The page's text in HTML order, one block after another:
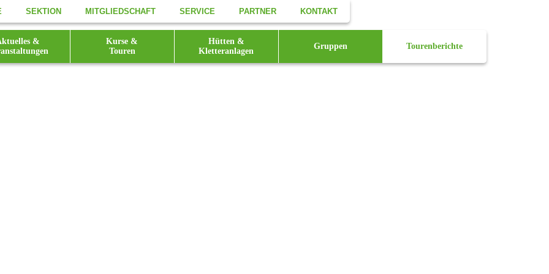
SEKTION MITGLIEDSCHAFT SERVICE PARTNER KONTAKT
Facebook
&
Kurse &
Touren
Hütten &
Kletteranlagen
Gruppen Tourenberichte